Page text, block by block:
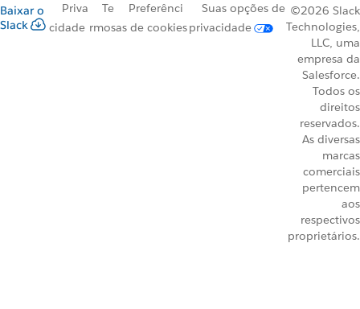
Baixar o
Slack
Priva
cidade
Te
rmos
Preferênci
as de cookies
Suas opções de
privacidade
©2026 Slack
Technologies,
LLC, uma
empresa da
Salesforce.
Todos os
direitos
reservados.
As diversas
marcas
comerciais
pertencem
aos
respectivos
proprietários.